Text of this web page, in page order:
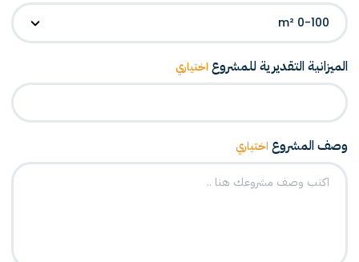
0-100 m²
الميزانية التقديرية للمشروع اختياري
وصف المشروع اختياري